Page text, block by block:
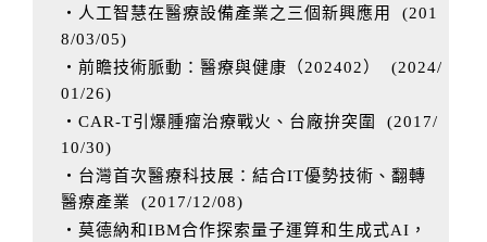
‧人工智慧在醫療設備產業之三個新興應用
(201
8/03/05)
‧前瞻技術脈動：醫療與健康（202402）
(2024/
01/26)
‧CAR-T引爆腫瘤治療戰火、台廠拚突圍
(2017/
10/30)
‧台灣首次醫療科技展：結合IT優勢技術、翻轉
醫療產業
(2017/12/08)
‧莫德納和IBM合作探索量子運算和生成式AI，